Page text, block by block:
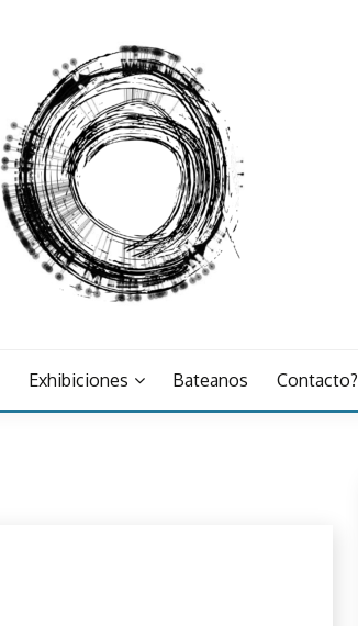
Exhibiciones Bateanos Contacto?